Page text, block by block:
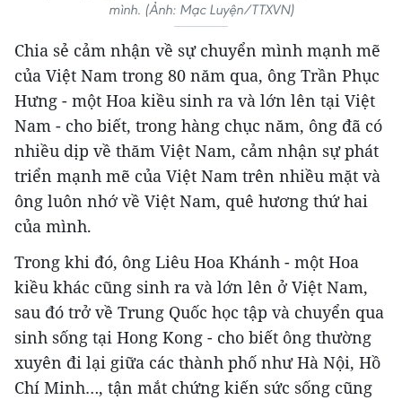
mình. (Ảnh: Mạc Luyện/TTXVN)
Chia sẻ cảm nhận về sự chuyển mình mạnh mẽ
của Việt Nam trong 80 năm qua, ông Trần Phục
Hưng - một Hoa kiều sinh ra và lớn lên tại Việt
Nam - cho biết, trong hàng chục năm, ông đã có
nhiều dịp về thăm Việt Nam, cảm nhận sự phát
triển mạnh mẽ của Việt Nam trên nhiều mặt và
ông luôn nhớ về Việt Nam, quê hương thứ hai
của mình.
Trong khi đó, ông Liêu Hoa Khánh - một Hoa
kiều khác cũng sinh ra và lớn lên ở Việt Nam,
sau đó trở về Trung Quốc học tập và chuyển qua
sinh sống tại Hong Kong - cho biết ông thường
xuyên đi lại giữa các thành phố như Hà Nội, Hồ
Chí Minh…, tận mắt chứng kiến sức sống cũng